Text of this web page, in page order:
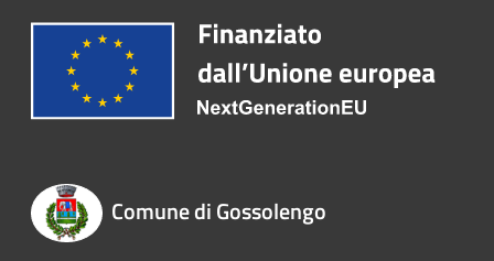
Comune di Gossolengo